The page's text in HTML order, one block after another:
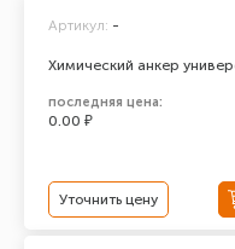
Химический анкер
Артикул: -
последняя цена:
0.00 ₽
Уточнить цену